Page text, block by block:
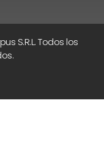
S.R.L. Todos los